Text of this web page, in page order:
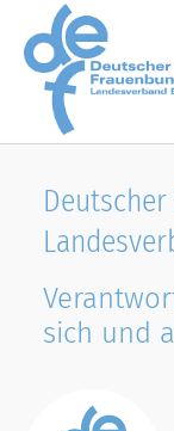
Skip to main content
sich und